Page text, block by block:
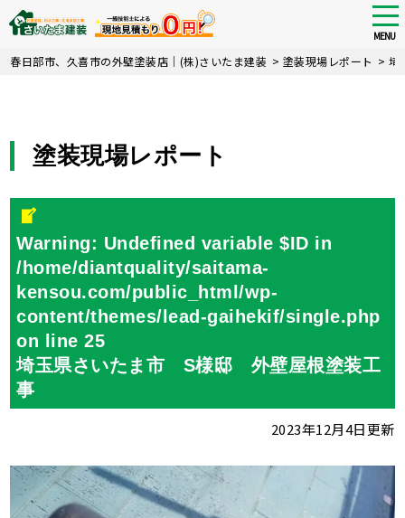
Skip
MENU
春日部市、久喜市の外壁塗装店｜(株)さいたま建装 > 塗装現場レポート >埼
塗装現場レポート
Warning: Undefined variable $ID in
/home/diantquality/saitama-
kensou.com/public_html/wp-
content/themes/lead-gaihekif/single.php
on line25
埼玉県さいたま市 S様邸 外壁屋根塗装工
事
2023年12月4日更新